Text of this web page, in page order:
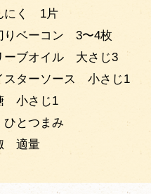
にく 1片
りベーコン 3〜4枚
ーブオイル 大さじ3
スターソース 小さじ1
小さじ1
とつまみ
適量